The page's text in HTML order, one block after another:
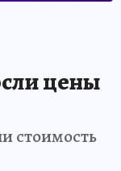
цены
стоимость